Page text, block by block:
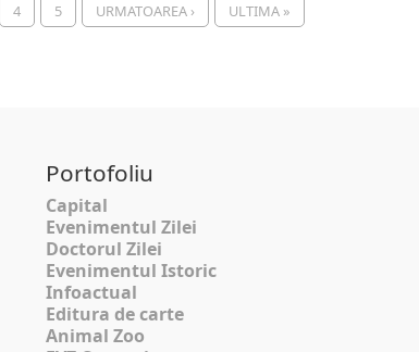
4 5 URMATOAREA › ULTIMA »
Portofoliu
Capital
Evenimentul Zilei
Doctorul Zilei
Evenimentul Istoric
Infoactual
Editura de carte
Animal Zoo